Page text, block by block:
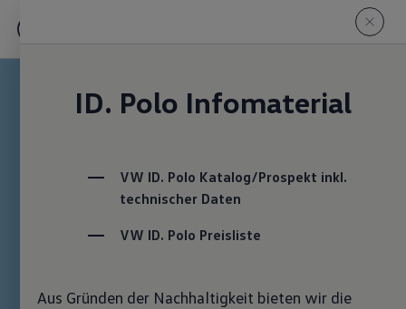
ID. Polo Infomaterial
VW ID. Polo Katalog/Prospekt inkl.
technischer Daten
VW ID. Polo Preisliste
Aus Gründen der Nachhaltigkeit bieten wir die